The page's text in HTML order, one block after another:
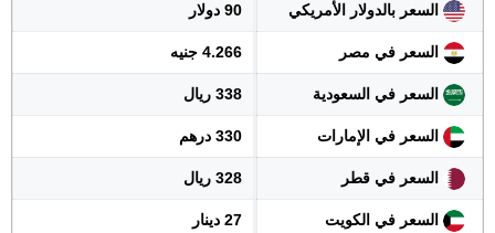
السعر بالدولار الأمريكي 90 دولار
السعر في مصر 4.266 جنيه
السعر في السعودية 338 ريال
السعر في الإمارات 330 درهم
السعر في قطر 328 ريال
السعر في الكويت 27 دينار